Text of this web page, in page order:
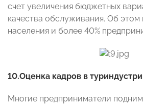
счет увеличения бюджетных
качества обслуживания. Об этом
населения и более 40%
10.Оценка кадров в
Многие предприниматели